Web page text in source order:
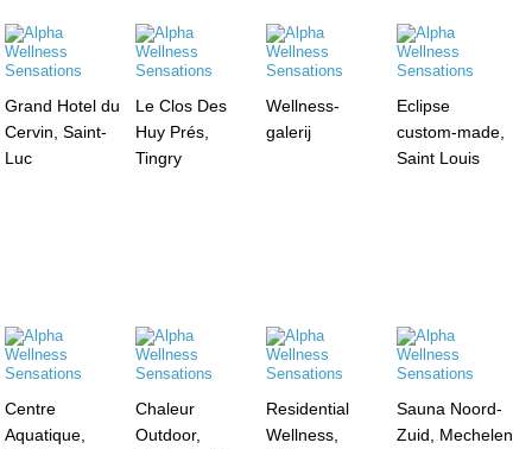
Grand Hotel du
Cervin, Saint-
Luc
Le Clos Des
Huy Prés,
Tingry
Wellness-
galerij
Eclipse
custom-made,
Saint Louis
Centre
Aquatique,
Chaleur
Outdoor,
Residential
Wellness,
Sauna Noord-
Zuid, Mechelen